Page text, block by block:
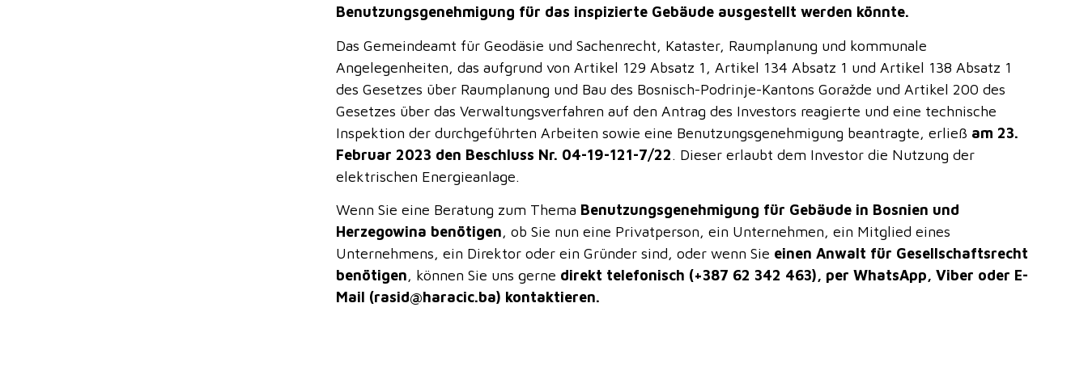
Benutzungsgenehmigung für das inspizierte Gebäude ausgestellt werden könnte.
Das Gemeindeamt für Geodäsie und Sachenrecht, Kataster, Raumplanung und kommunale
Angelegenheiten, das aufgrund von Artikel 129 Absatz 1, Artikel 134 Absatz 1 und Artikel 138 Absatz 1
des Gesetzes über Raumplanung und Bau des Bosnisch-Podrinje-Kantons Goražde und Artikel 200 des
Gesetzes über das Verwaltungsverfahren auf den Antrag des Investors reagierte und eine technische
Inspektion der durchgeführten Arbeiten sowie eine Benutzungsgenehmigung beantragte, erließ am 23.
Februar 2023 den Beschluss Nr. 04-19-121-7/22. Dieser erlaubt dem Investor die Nutzung der
elektrischen Energieanlage.
Wenn Sie eine Beratung zum Thema Benutzungsgenehmigung für Gebäude in Bosnien und
Herzegowina benötigen, ob Sie nun eine Privatperson, ein Unternehmen, ein Mitglied eines
Unternehmens, ein Direktor oder ein Gründer sind, oder wenn Sie einen Anwalt für Gesellschaftsrecht
benötigen, können Sie uns gerne direkt telefonisch (+387 62 342 463), per WhatsApp, Viber oder E-
Mail (rasid@haracic.ba) kontaktieren.